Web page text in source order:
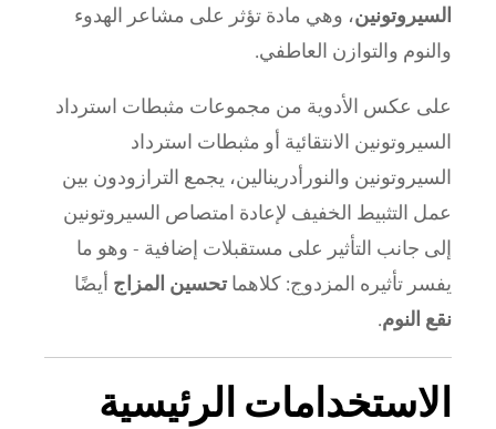
السيروتونين، وهي مادة تؤثر على مشاعر الهدوء
والنوم والتوازن العاطفي.
على عكس الأدوية من مجموعات مثبطات استرداد
السيروتونين الانتقائية أو مثبطات استرداد
السيروتونين والنورأدرينالين، يجمع الترازودون بين
عمل التثبيط الخفيف لإعادة امتصاص السيروتونين
إلى جانب التأثير على مستقبلات إضافية - وهو ما
يفسر تأثيره المزدوج: كلاهماتحسين المزاجأيضًا
نقع النوم.
الاستخدامات الرئيسية